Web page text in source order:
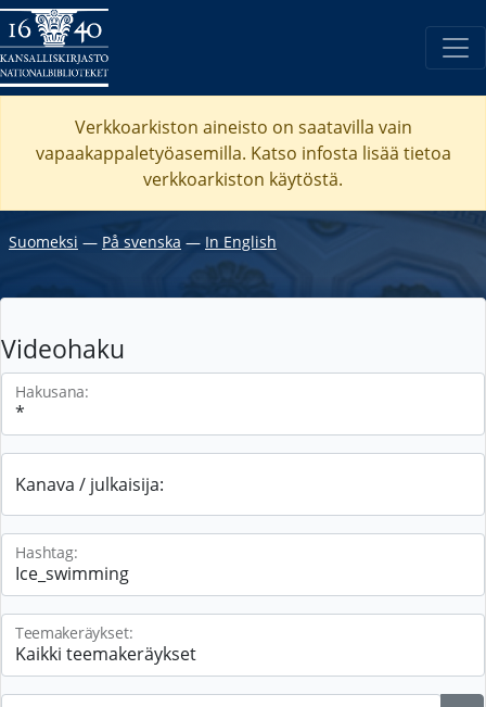
Verkkoarkiston aineisto on saatavilla vain
vapaakappaletyöasemilla. Katso infosta lisää tietoa
verkkoarkiston käytöstä.
Suomeksi ― På svenska ― In English
Videohaku
Hakusana:
Kanava / julkaisija:
Hashtag:
Teemakeräykset: